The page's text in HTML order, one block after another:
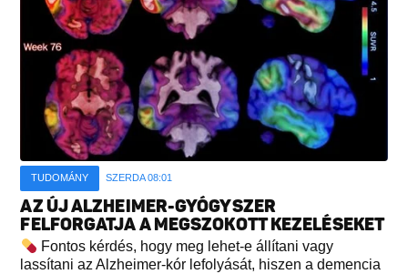
TUDOMÁNY SZERDA 08:01
AZ ÚJ ALZHEIMER-GYÓGYSZER
FELFORGATJA A MEGSZOKOTT KEZELÉSEKET
Fontos kérdés, hogy meg lehet-e állítani vagy
lassítani az Alzheimer-kór lefolyását, hiszen a demencia